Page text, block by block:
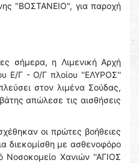
"ΒΟΣΤΑΝΕΙΟ", για παροχή
σήμερα, η Λιμενική Αρχή
Ε/Γ - Ο/Γ πλοίου ''ΕΛΥΡΟΣ''
στον λιμένα Σούδας,
απώλεσε τις αισθήσεις
οι πρώτες βοήθειες
διεκομίσθη με ασθενοφόρο
Νοσοκομείο Χανιών ''ΑΓΙΟΣ